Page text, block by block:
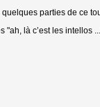
parties de ce
là c’est les intellos